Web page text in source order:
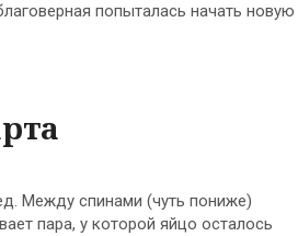
попыталась начать новую
Между спинами (чуть пониже)
пара, у которой яйцо осталось